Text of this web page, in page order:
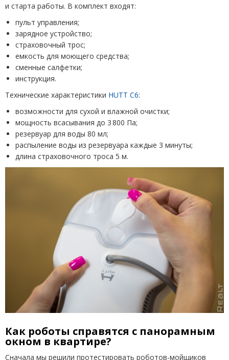
и старта работы. В комплект входят:
пульт управления;
зарядное устройство;
страховочный трос;
емкость для моющего средства;
сменные салфетки;
инструкция.
Технические характеристики HUTT C6:
возможности для сухой и влажной очистки;
мощность всасывания до 3 800 Па;
резервуар для воды 80 мл;
распыление воды из резервуара каждые 3 минуты;
длина страховочного троса 5 м.
Как роботы справятся с панорамным
окном в квартире?
Сначала мы решили протестировать роботов-мойщиков